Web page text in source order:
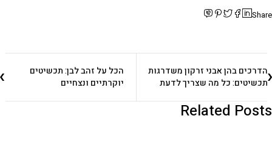
Share
הדרכים בהן אבני זרקון משדרגות
תכשיטים: כל מה שצריך לדעת
הכל על זהב לבן: תכשיטים
יוקרתיים ונצחיים
Related Posts